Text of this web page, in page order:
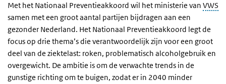
Met het Nationaal Preventieakkoord wil het ministerie van VWS
samen met een groot aantal partijen bijdragen aan een
gezonder Nederland. Het Nationaal Preventieakkoord legt de
focus op drie thema’s die verantwoordelijk zijn voor een groot
deel van de ziektelast: roken, problematisch alcoholgebruik en
overgewicht. De ambitie is om de verwachte trends in de
gunstige richting om te buigen, zodat er in 2040 minder